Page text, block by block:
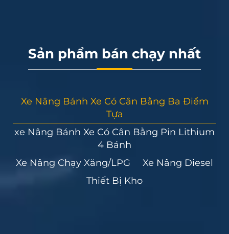
Sản phẩm bán chạy nhất
Xe Nâng Bánh Xe Có Cân Bằng Ba Điểm
Tựa
xe Nâng Bánh Xe Có Cân Bằng Pin Lithium
4 Bánh
Xe Nâng Chạy Xăng/LPG
Xe Nâng Diesel
Thiết Bị Kho